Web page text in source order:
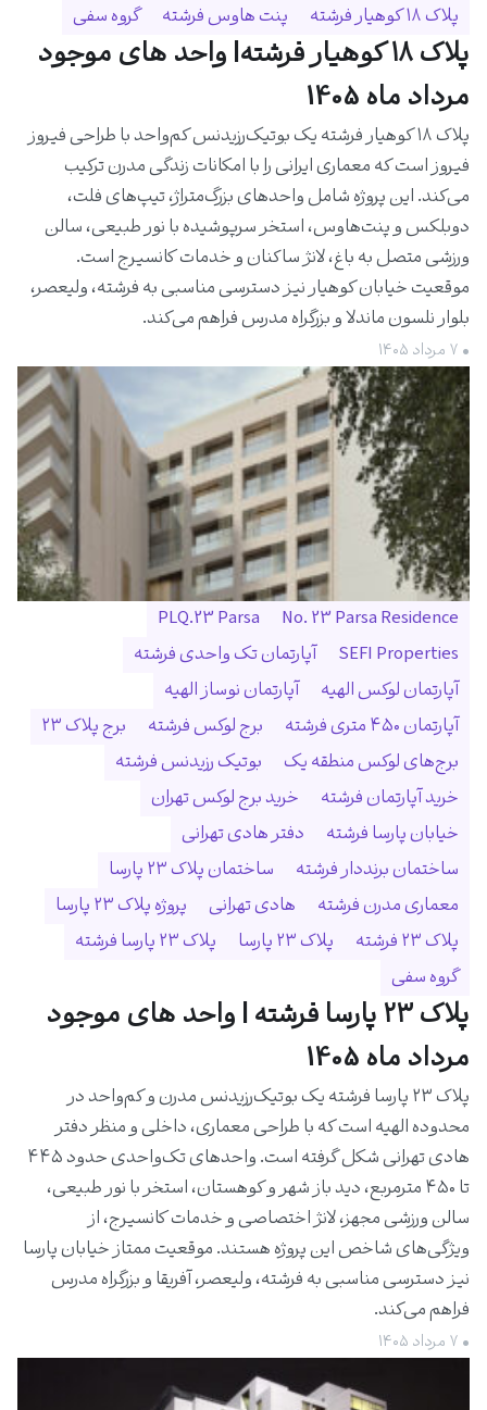
پلاک ۱۸ کوهیار فرشته
پنت هاوس فرشته گروه سفی
پلاک ۱۸ کوهیار فرشته| واحد های موجود
مرداد ماه 1405
پلاک ۱۸ کوهیار فرشته یک بوتیک‌رزیدنس کم‌واحد با طراحی فیروز
فیروز است که معماری ایرانی را با امکانات زندگی مدرن ترکیب
می‌کند. این پروژه شامل واحدهای بزرگ‌متراژ، تیپ‌های فلت،
دوبلکس و پنت‌هاوس، استخر سرپوشیده با نور طبیعی، سالن
ورزشی متصل به باغ، لانژ ساکنان و خدمات کانسیرج است.
موقعیت خیابان کوهیار نیز دسترسی مناسبی به فرشته، ولیعصر،
بلوار نلسون ماندلا و بزرگراه مدرس فراهم می‌کند.
• ۷ مرداد ۱۴۰۵
No. 23 Parsa Residence
PLQ.23 Parsa
SEFI Properties
آپارتمان تک واحدی فرشته
آپارتمان لوکس الهیه
آپارتمان نوساز الهیه
آپارتمان ۴۵۰ متری فرشته
برج لوکس فرشته
برج پلاک ۲۳
برج‌های لوکس منطقه یک
بوتیک رزیدنس فرشته
خرید آپارتمان فرشته
خرید برج لوکس تهران
خیابان پارسا فرشته
دفتر هادی تهرانی
ساختمان برنددار فرشته
ساختمان پلاک ۲۳ پارسا
معماری مدرن فرشته
هادی تهرانی
پروژه پلاک ۲۳ پارسا
پلاک ۲۳ فرشته
پلاک ۲۳ پارسا
پلاک ۲۳ پارسا فرشته
گروه سفی
پلاک ۲۳ پارسا فرشته | واحد های موجود
مرداد ماه 1405
پلاک ۲۳ پارسا فرشته یک بوتیک‌رزیدنس مدرن و کم‌واحد در
محدوده الهیه است که با طراحی معماری، داخلی و منظر دفتر
هادی تهرانی شکل گرفته است. واحدهای تک‌واحدی حدود ۴۴۵
تا ۴۵۰ مترمربع، دید باز شهر و کوهستان، استخر با نور طبیعی،
سالن ورزشی مجهز، لانژ اختصاصی و خدمات کانسیرج، از
ویژگی‌های شاخص این پروژه هستند. موقعیت ممتاز خیابان پارسا
نیز دسترسی مناسبی به فرشته، ولیعصر، آفریقا و بزرگراه مدرس
فراهم می‌کند.
• ۷ مرداد ۱۴۰۵